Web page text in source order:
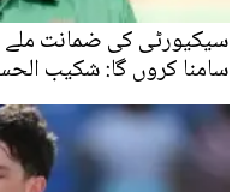
سیکیورٹی کی ضمانت
سامنا کروں گا: شکیب